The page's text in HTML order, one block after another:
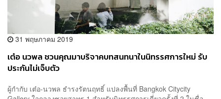
31 พฤษภาคม 2019
เต๋อ นวพล ชวนคุณมาบริจาคบทสนทนาในนิทรรศการใหม่ รับ
ประกันไม่เจ็บตัว
ผู้กำกับ เต๋อ-นวพล ธำรงรัตนฤทธิ์ แปลงพื้นที่ Bangkok Citycity